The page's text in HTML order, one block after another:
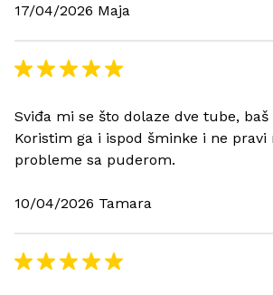
17/04/2026 Maja
Sviđa mi se što dolaze dve tube,
Koristim ga i ispod šminke i ne pravi
probleme sa puderom.
10/04/2026 Tamara